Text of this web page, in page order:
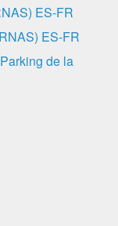
ES-FR
ES-FR
de la